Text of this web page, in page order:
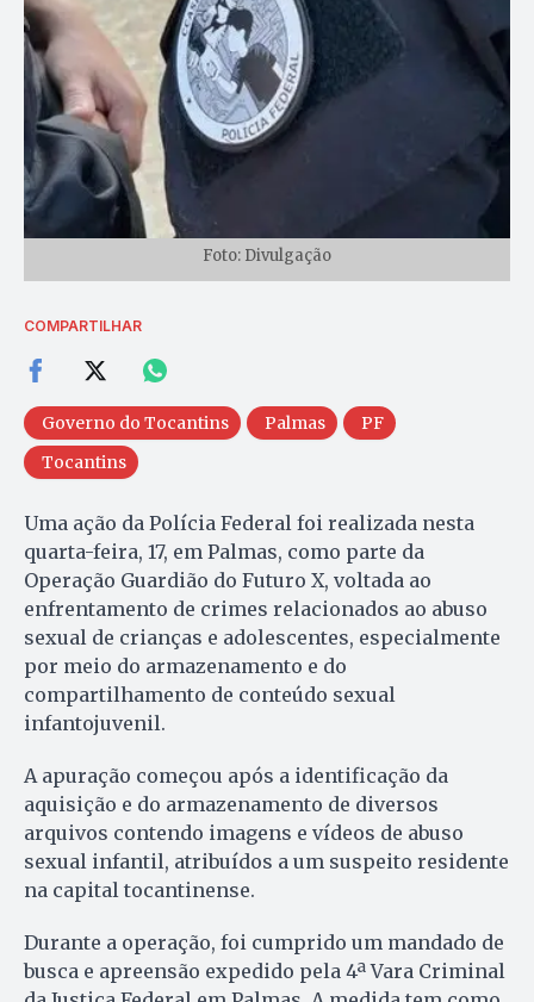
Foto: Divulgação
COMPARTILHAR
Governo do Tocantins Palmas
PF
Tocantins
Uma ação da Polícia Federal foi realizada nesta
quarta-feira, 17, em Palmas, como parte da
Operação Guardião do Futuro X, voltada ao
enfrentamento de crimes relacionados ao abuso
sexual de crianças e adolescentes, especialmente
por meio do armazenamento e do
compartilhamento de conteúdo sexual
infantojuvenil.
A apuração começou após a identificação da
aquisição e do armazenamento de diversos
arquivos contendo imagens e vídeos de abuso
sexual infantil, atribuídos a um suspeito residente
na capital tocantinense.
Durante a operação, foi cumprido um mandado de
busca e apreensão expedido pela 4ª Vara Criminal